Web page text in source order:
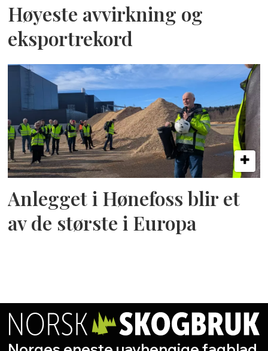
Høyeste avvirkning og
eksportrekord
Anlegget i Hønefoss blir et
av de største i Europa